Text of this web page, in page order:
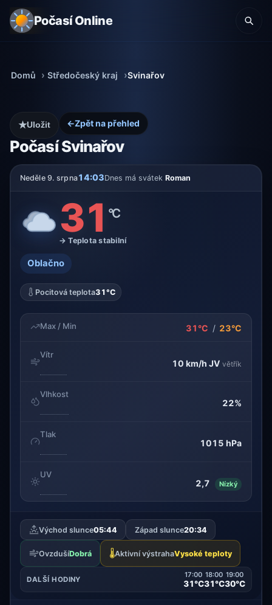
Počasí Online
Domů Středočeský kraj Svinařov
←Zpět na přehled
Počasí Svinařov
★Uložit
Neděle 9. srpna14:03Dnes má svátek Roman
31 °C
→ Teplota stabilní
Oblačno
Pocitová teplota31°C
Max / Min 31°C / 23°C
Vítr
10 km/h JV větřík
Vlhkost
22%
Tlak
1015 hPa
UV
2,7 Nízký
Východ slunce05:44 Západ slunce20:34
OvzdušíDobrá 🌡️Aktivní výstrahaVysoké teploty
DALŠÍ HODINY
17:00
31°C
18:00
31°C
19:00
30°C